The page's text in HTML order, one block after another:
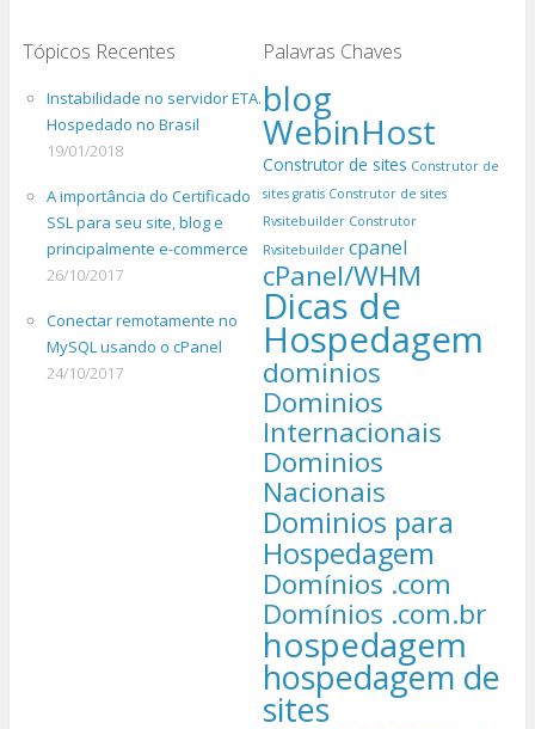
Tópicos Recentes
Instabilidade no servidor ETA.
Hospedado no Brasil
19/01/2018
A importância do Certificado
SSL para seu site, blog e
principalmente e-commerce
26/10/2017
Conectar remotamente no
MySQL usando o cPanel
24/10/2017
Palavras Chaves
blog
WebinHost
Construtor de sites Construtor de
sites gratis Construtor de sites
Rvsitebuilder Construtor
Rvsitebuilder cpanel
cPanel/WHM
Dicas de
Hospedagem
dominios
Dominios
Internacionais
Dominios
Nacionais
Dominios para
Hospedagem
Domínios .com
Domínios .com.br
hospedagem
hospedagem de
sites